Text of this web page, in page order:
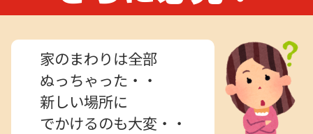
家のまわりは全部
ぬっちゃった・・
新しい場所に
でかけるのも大変・・